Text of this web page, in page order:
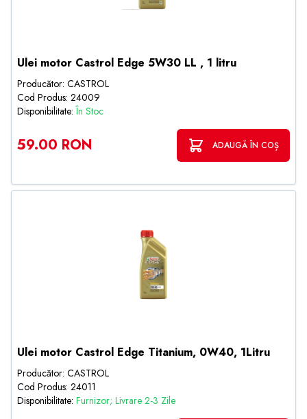
Ulei motor Castrol Edge 5W30 LL , 1 litru
Producător: CASTROL
Cod Produs: 24009
Disponibilitate:În Stoc
59.00 RON ADAUGĂ ÎN COȘ
Ulei motor Castrol Edge Titanium, 0W40, 1Litru
Producător: CASTROL
Cod Produs: 24011
Disponibilitate: Furnizor; Livrare 2-3 Zile